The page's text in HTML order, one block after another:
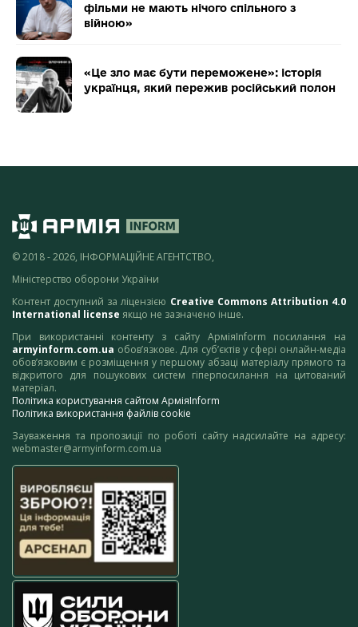
фільми не мають нічого спільного з
війною»
«Це зло має бути переможене»: історія
українця, який пережив російський полон
© 2018 - 2026, ІНФОРМАЦІЙНЕ АГЕНТСТВО,
Міністерство оборони України
Контент доступний за ліцензією Creative Commons Attribution 4.0
International license якщо не зазначено інше.
При використанні контенту з сайту АрміяInform посилання на
armyinform.com.ua обов’язкове. Для суб’єктів у сфері онлайн-медіа
обов’язковим є розміщення у першому абзаці матеріалу прямого та
відкритого для пошукових систем гіперпосилання на цитований
матеріал.
Політика користування сайтом АрміяInform
Політика використання файлів cookie
Зауваження та пропозиції по роботі сайту надсилайте на адресу:
webmaster@armyinform.com.ua